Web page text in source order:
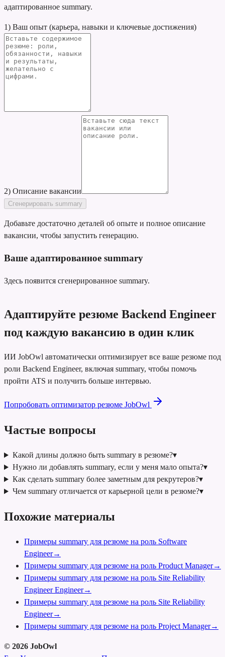
адаптированное summary.
1) Ваш опыт (карьера, навыки и ключевые достижения)
2) Описание вакансии
Сгенерировать summary
Добавьте достаточно деталей об опыте и полное описание
вакансии, чтобы запустить генерацию.
Ваше адаптированное summary
Здесь появится сгенерированное summary.
Адаптируйте резюме Backend Engineer
под каждую вакансию в один клик
ИИ JobOwl автоматически оптимизирует все ваше резюме под
роли Backend Engineer, включая summary, чтобы помочь
пройти ATS и получить больше интервью.
Попробовать оптимизатор резюме JobOwl
Частые вопросы
Какой длины должно быть summary в резюме?▾
Нужно ли добавлять summary, если у меня мало опыта?▾
Как сделать summary более заметным для рекрутеров?▾
Чем summary отличается от карьерной цели в резюме?▾
Похожие материалы
Примеры summary для резюме на роль Software
Engineer→
Примеры summary для резюме на роль Product Manager→
Примеры summary для резюме на роль Site Reliability
Engineer Engineer→
Примеры summary для резюме на роль Site Reliability
Engineer→
Примеры summary для резюме на роль Project Manager→
© 2026 JobOwl